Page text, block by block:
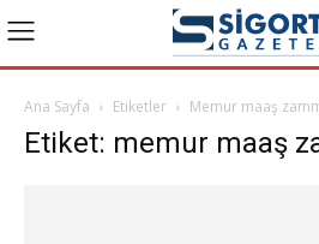
Ana Sayfa Etiketler Memur maaş
Etiket: memur maaş